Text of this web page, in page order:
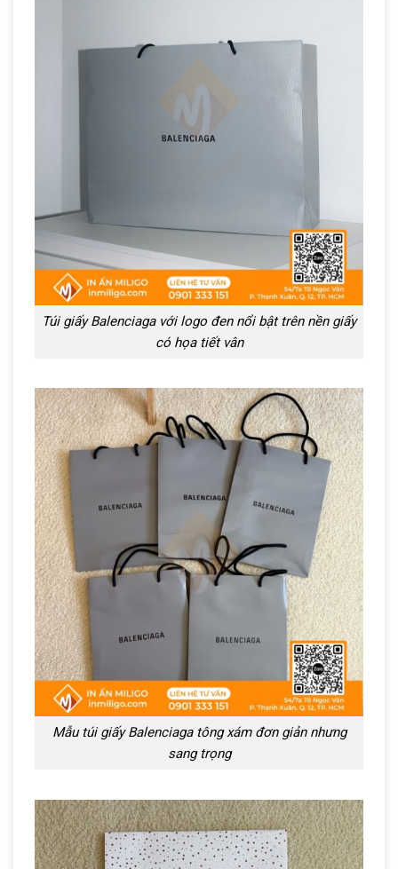
Túi giấy Balenciaga với logo đen nổi bật trên nền giấy
có họa tiết vân
Mẫu túi giấy Balenciaga tông xám đơn giản nhưng
sang trọng